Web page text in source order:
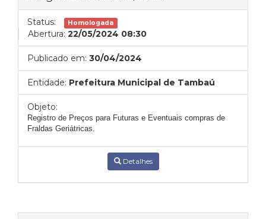
Status: Homologada
Abertura: 22/05/2024 08:30
Publicado em: 30/04/2024
Entidade: Prefeitura Municipal de Tambaú
Objeto:
Registro de Preços para Futuras e Eventuais compras de
Fraldas Geriátricas.
Detalhes